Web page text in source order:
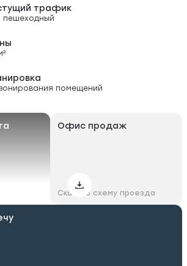
трафик
пешеходный
помещений
Офис продаж
Скачать схему проезда